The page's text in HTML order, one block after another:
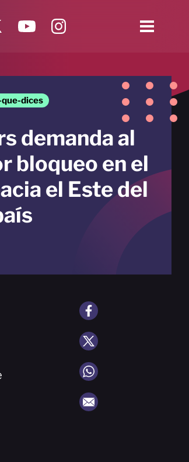
dices
demanda al
bloqueo en el
el Este del